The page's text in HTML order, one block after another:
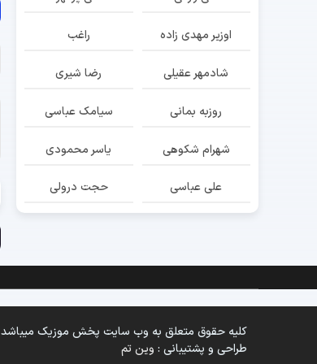
اوزیر مهدی زاده راغب
شادمهر عقیلی رضا شیری
روزبه بمانی سیامک عباسی
شهرام شکوهی یاسر محمودی
علی عباسی حجت درولی
کلیه حقوق متعلق به وب سایت پخش موزیک میباشد
طراحی و پشتیبانی : وین تم